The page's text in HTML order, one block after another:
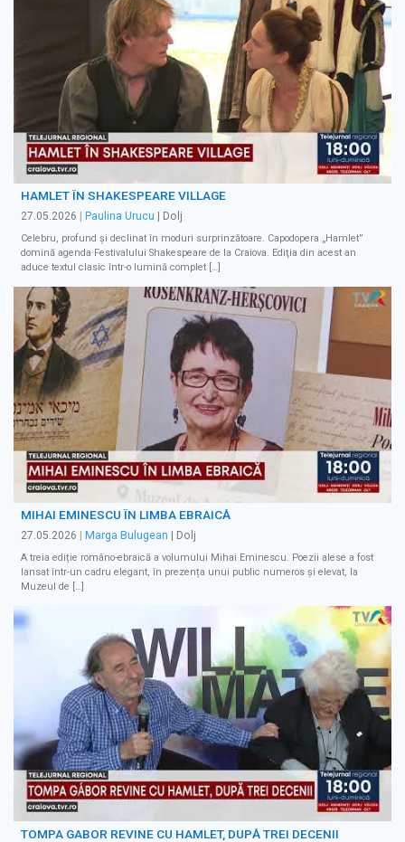
HAMLET ÎN SHAKESPEARE VILLAGE
27.05.2026 Paulina Urucu | Dolj
Celebru, profund şi declinat în moduri surprinzătoare. Capodopera „Hamlet”
domină agenda Festivalului Shakespeare de la Craiova. Ediţia din acest an
aduce textul clasic într-o lumină complet […]
MIHAI EMINESCU ÎN LIMBA EBRAICĂ
27.05.2026 Marga Bulugean | Dolj
A treia ediție româno-ebraică a volumului Mihai Eminescu. Poezii alese a fost
lansat într-un cadru elegant, în prezența unui public numeros și elevat, la
Muzeul de […]
TOMPA GABOR REVINE CU HAMLET, DUPĂ TREI DECENII